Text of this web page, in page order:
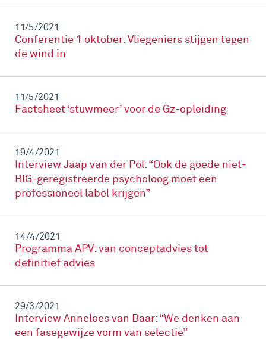
11/5/2021
Conferentie 1 oktober: Vliegeniers stijgen tegen
de wind in
11/5/2021
Factsheet ‘stuwmeer’ voor de Gz-opleiding
19/4/2021
Interview Jaap van der Pol: “Ook de goede niet-
BIG-geregistreerde psycholoog moet een
professioneel label krijgen”
14/4/2021
Programma APV: van conceptadvies tot
definitief advies
29/3/2021
Interview Anneloes van Baar: “We denken aan
een fasegewijze vorm van selectie”